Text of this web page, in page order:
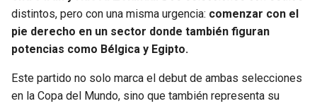
VIKINGS
FALCONS
PANTHERS
THUNDER
TRAIL BLAZERS
JAZZ
distintos, pero con una misma urgencia: comenzar con el
pie derecho en un sector donde también figuran
potencias como Bélgica y Egipto.
Este partido no solo marca el debut de ambas selecciones
en la Copa del Mundo, sino que también representa su